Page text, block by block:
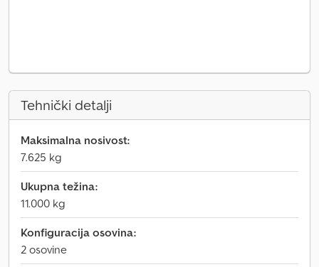
Tehnički detalji
Maksimalna nosivost:
7.625 kg
Ukupna težina:
11.000 kg
Konfiguracija osovina:
2 osovine